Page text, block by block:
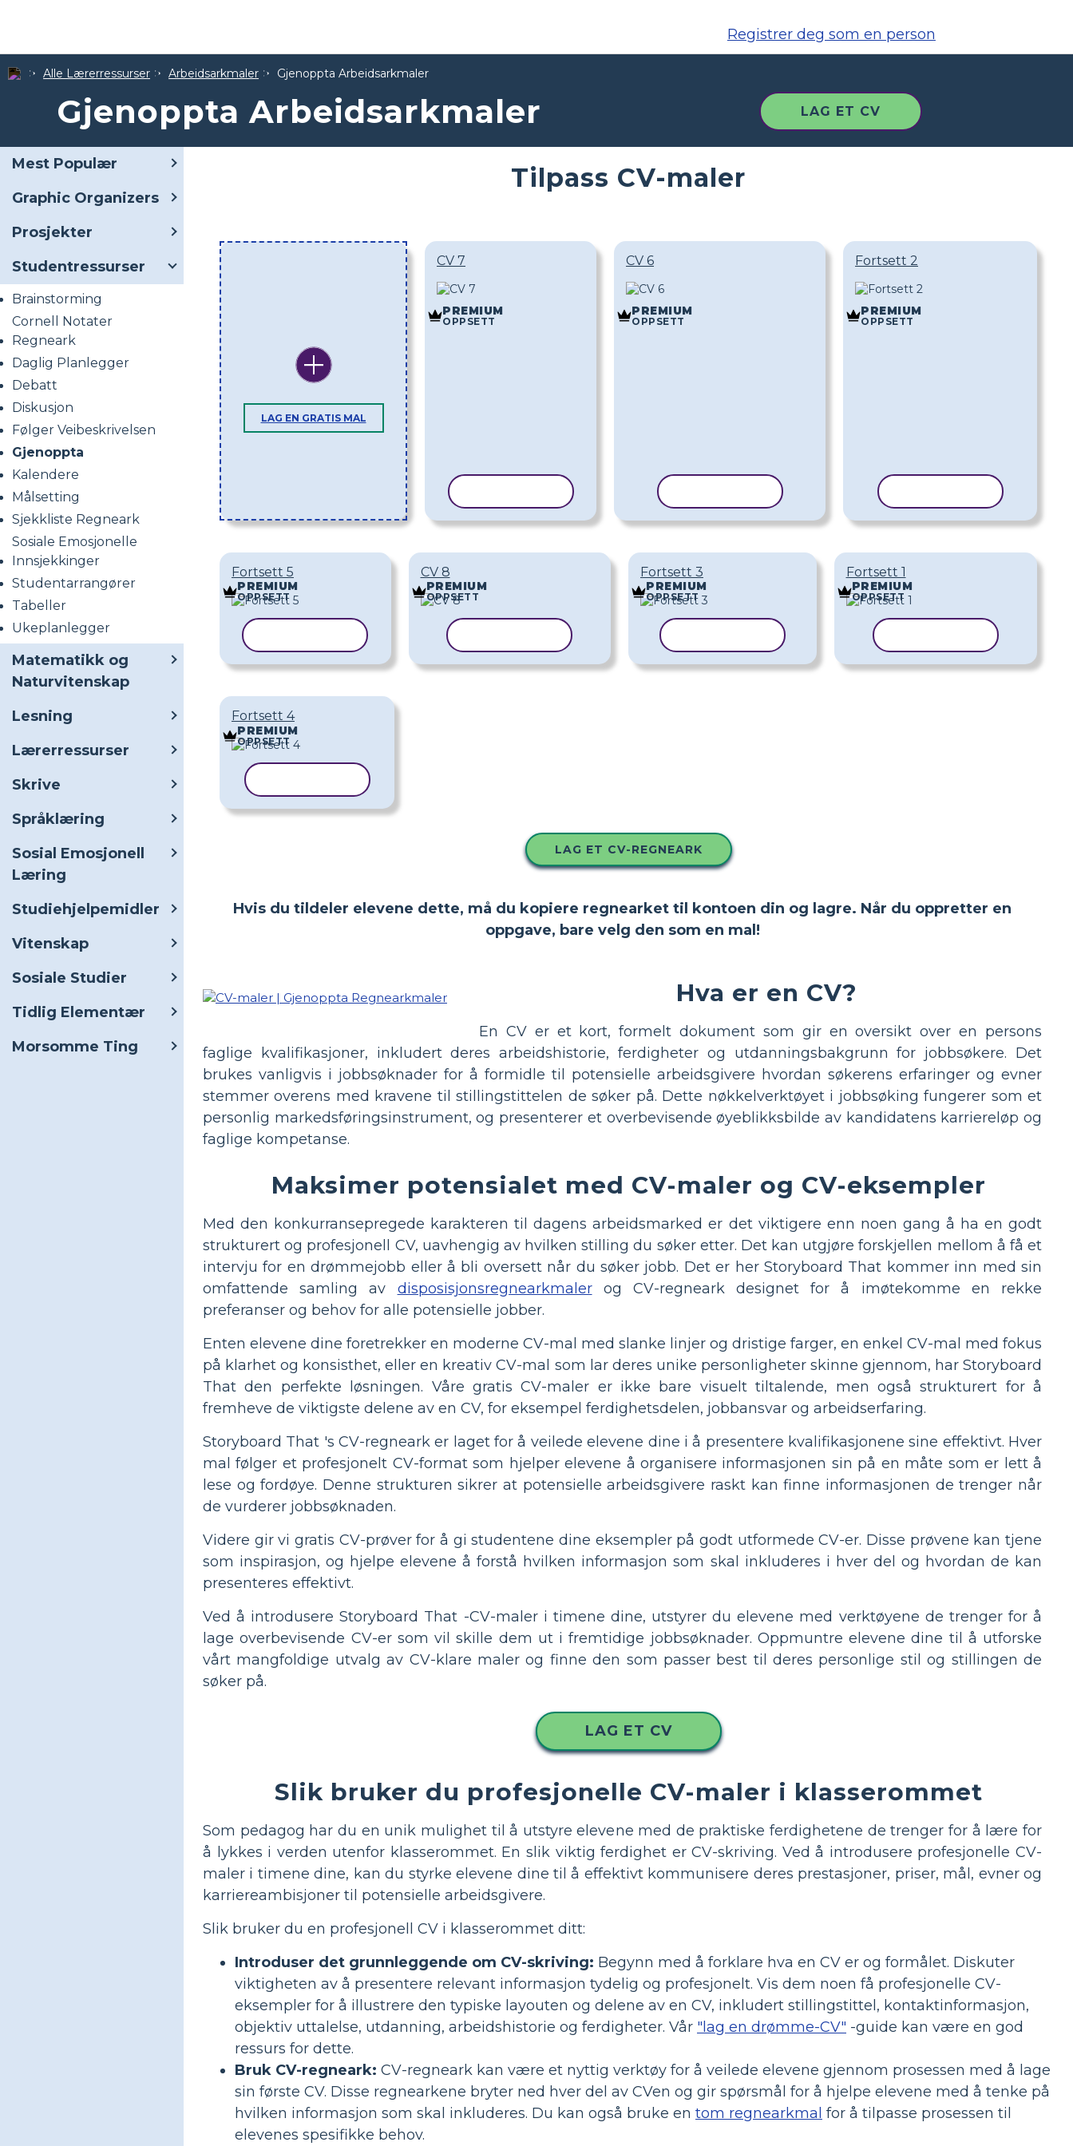
Registrer deg som en person
Alle Lærerressurser Arbeidsarkmaler Gjenoppta Arbeidsarkmaler
Gjenoppta Arbeidsarkmaler LAG ET CV
Mest Populær
Graphic Organizers
Prosjekter
Studentressurser
Brainstorming
Cornell Notater
Regneark
Daglig Planlegger
Debatt
Diskusjon
Følger Veibeskrivelsen
Gjenoppta
Kalendere
Målsetting
Sjekkliste Regneark
Sosiale Emosjonelle
Innsjekkinger
Studentarrangører
Tabeller
Ukeplanlegger
Matematikk og
Naturvitenskap
Lesning
Lærerressurser
Skrive
Språklæring
Sosial Emosjonell
Læring
Studiehjelpemidler
Vitenskap
Sosiale Studier
Tidlig Elementær
Morsomme Ting
Tilpass CV-maler
LAG EN GRATIS MAL
CV 7
PREMIUM
OPPSETT
CV 6
PREMIUM
OPPSETT
Fortsett 2
PREMIUM
OPPSETT
Fortsett 5
PREMIUM
OPPSETT
CV 8
PREMIUM
OPPSETT
Fortsett 3
PREMIUM
OPPSETT
Fortsett 1
PREMIUM
OPPSETT
Fortsett 4
PREMIUM
OPPSETT
LAG ET CV-REGNEARK
Hvis du tildeler elevene dette, må du kopiere regnearket til kontoen din og lagre. Når du oppretter en
oppgave, bare velg den som en mal!
Hva er en CV?
En CV er et kort, formelt dokument som gir en oversikt over en persons
faglige kvalifikasjoner, inkludert deres arbeidshistorie, ferdigheter og utdanningsbakgrunn for jobbsøkere. Det
brukes vanligvis i jobbsøknader for å formidle til potensielle arbeidsgivere hvordan søkerens erfaringer og evner
stemmer overens med kravene til stillingstittelen de søker på. Dette nøkkelverktøyet i jobbsøking fungerer som et
personlig markedsføringsinstrument, og presenterer et overbevisende øyeblikksbilde av kandidatens karriereløp og
faglige kompetanse.
Maksimer potensialet med CV-maler og CV-eksempler
Med den konkurransepregede karakteren til dagens arbeidsmarked er det viktigere enn noen gang å ha en godt
strukturert og profesjonell CV, uavhengig av hvilken stilling du søker etter. Det kan utgjøre forskjellen mellom å få et
intervju for en drømmejobb eller å bli oversett når du søker jobb. Det er her Storyboard That kommer inn med sin
omfattende samling av disposisjonsregnearkmalerog CV-regneark designet for å imøtekomme en rekke
preferanser og behov for alle potensielle jobber.
Enten elevene dine foretrekker en moderne CV-mal med slanke linjer og dristige farger, en enkel CV-mal med fokus
på klarhet og konsisthet, eller en kreativ CV-mal som lar deres unike personligheter skinne gjennom, har Storyboard
That den perfekte løsningen. Våre gratis CV-maler er ikke bare visuelt tiltalende, men også strukturert for å
fremheve de viktigste delene av en CV, for eksempel ferdighetsdelen, jobbansvar og arbeidserfaring.
Storyboard That 's CV-regneark er laget for å veilede elevene dine i å presentere kvalifikasjonene sine effektivt. Hver
mal følger et profesjonelt CV-format som hjelper elevene å organisere informasjonen sin på en måte som er lett å
lese og fordøye. Denne strukturen sikrer at potensielle arbeidsgivere raskt kan finne informasjonen de trenger når
de vurderer jobbsøknaden.
Videre gir vi gratis CV-prøver for å gi studentene dine eksempler på godt utformede CV-er. Disse prøvene kan tjene
som inspirasjon, og hjelpe elevene å forstå hvilken informasjon som skal inkluderes i hver del og hvordan de kan
presenteres effektivt.
Ved å introdusere Storyboard That -CV-maler i timene dine, utstyrer du elevene med verktøyene de trenger for å
lage overbevisende CV-er som vil skille dem ut i fremtidige jobbsøknader. Oppmuntre elevene dine til å utforske
vårt mangfoldige utvalg av CV-klare maler og finne den som passer best til deres personlige stil og stillingen de
søker på.
LAG ET CV
Slik bruker du profesjonelle CV-maler i klasserommet
Som pedagog har du en unik mulighet til å utstyre elevene med de praktiske ferdighetene de trenger for å lære for
å lykkes i verden utenfor klasserommet. En slik viktig ferdighet er CV-skriving. Ved å introdusere profesjonelle CV-
maler i timene dine, kan du styrke elevene dine til å effektivt kommunisere deres prestasjoner, priser, mål, evner og
karriereambisjoner til potensielle arbeidsgivere.
Slik bruker du en profesjonell CV i klasserommet ditt:
Introduser det grunnleggende om CV-skriving: Begynn med å forklare hva en CV er og formålet. Diskuter
viktigheten av å presentere relevant informasjon tydelig og profesjonelt. Vis dem noen få profesjonelle CV-
eksempler for å illustrere den typiske layouten og delene av en CV, inkludert stillingstittel, kontaktinformasjon,
objektiv uttalelse, utdanning, arbeidshistorie og ferdigheter. Vår "lag en drømme-CV" -guide kan være en god
ressurs for dette.
Bruk CV-regneark: CV-regneark kan være et nyttig verktøy for å veilede elevene gjennom prosessen med å lage
sin første CV. Disse regnearkene bryter ned hver del av CVen og gir spørsmål for å hjelpe elevene med å tenke på
hvilken informasjon som skal inkluderes. Du kan også bruke en tom regnearkmal for å tilpasse prosessen til
elevenes spesifikke behov.